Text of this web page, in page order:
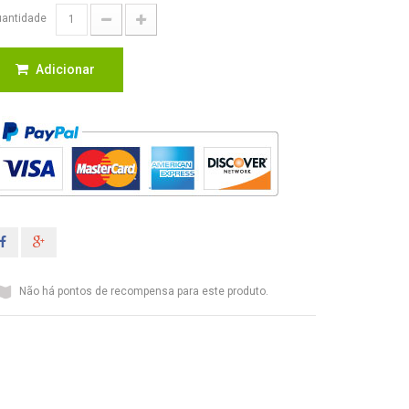
Adicionar
Não há pontos de recompensa para este produto.